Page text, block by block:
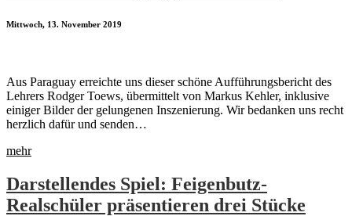
Mittwoch, 13. November 2019
Aus Paraguay erreichte uns dieser schöne Aufführungsbericht des
Lehrers Rodger Toews, übermittelt von Markus Kehler, inklusive
einiger Bilder der gelungenen Inszenierung. Wir bedanken uns recht
herzlich dafür und senden…
mehr
Darstellendes Spiel: Feigenbutz-
Realschüler präsentieren drei Stücke